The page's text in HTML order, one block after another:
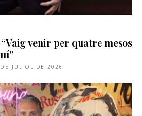
venir per quatre mesos
JULIOL DE 2026